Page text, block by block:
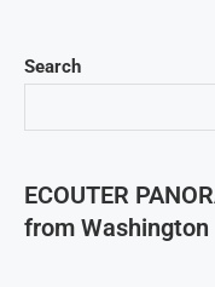
Search
ECOUTER
from Washington